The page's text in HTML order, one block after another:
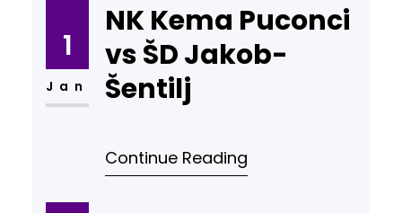
1
Jan
NK Kema Puconci
vs ŠD Jakob-
Šentilj
Continue Reading